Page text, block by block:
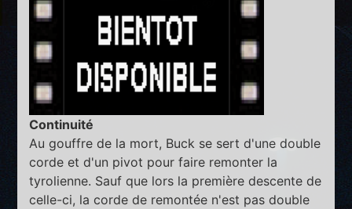
Continuité
Au gouffre de la mort, Buck se sert d'une double
corde et d'un pivot pour faire remonter la
tyrolienne. Sauf que lors la première descente de
celle-ci, la corde de remontée n'est pas double